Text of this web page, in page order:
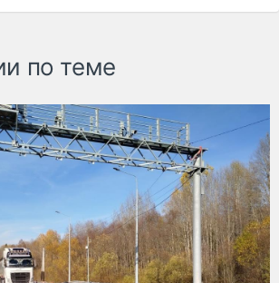
по теме